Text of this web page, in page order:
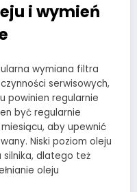
i wymień
wymiana filtra
serwisowych,
powinien regularnie
być regularnie
aby upewnić
Niski poziom oleju
silnika, dlatego też
oleju